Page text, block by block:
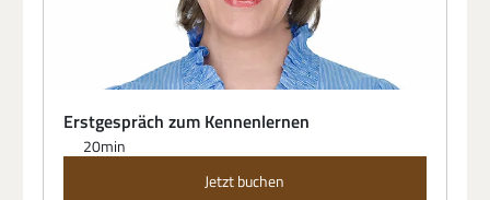
Erstgespräch zum Kennenlernen
20min
Jetzt buchen